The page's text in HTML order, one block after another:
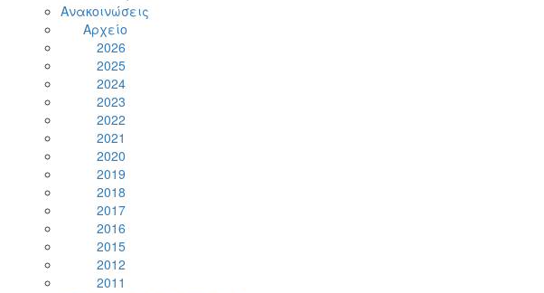
Ανακοινώσεις
Αρχείο
2026
2025
2024
2023
2022
2021
2020
2019
2018
2017
2016
2015
2012
2011